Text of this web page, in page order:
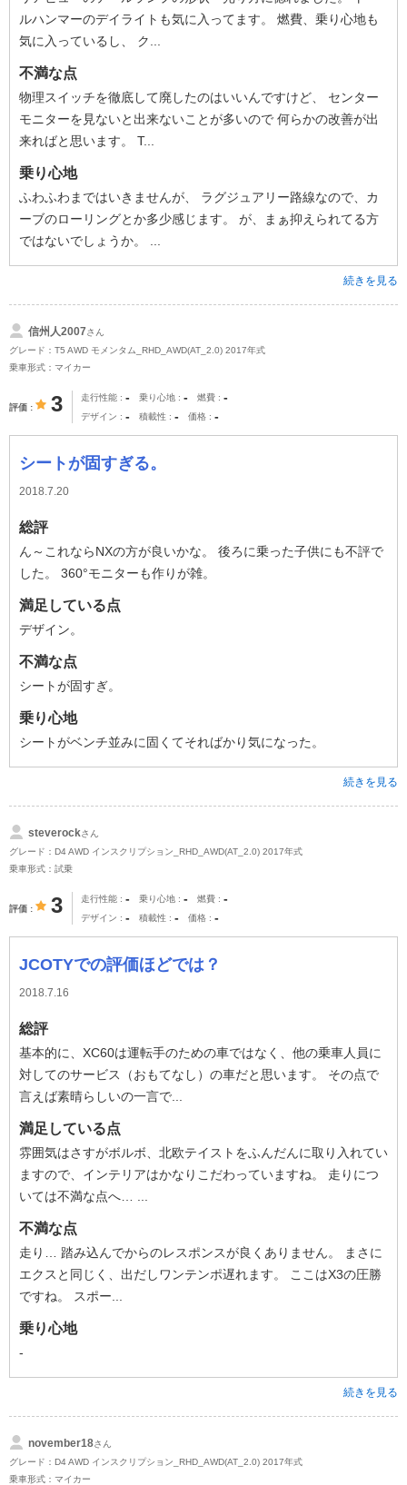
ルハンマーのデイライトも気に入ってます。 燃費、乗り心地も
気に入っているし、 ク...
不満な点
物理スイッチを徹底して廃したのはいいんですけど、 センター
モニターを見ないと出来ないことが多いので 何らかの改善が出
来ればと思います。 T...
乗り心地
ふわふわまではいきませんが、 ラグジュアリー路線なので、カ
ーブのローリングとか多少感じます。 が、まぁ抑えられてる方
ではないでしょうか。 ...
続きを見る
信州人2007さん
グレード：T5 AWD モメンタム_RHD_AWD(AT_2.0) 2017年式
乗車形式：マイカー
評価 3 走行性能 - 乗り心地 - 燃費 -
デザイン - 積載性 - 価格 -
シートが固すぎる。
2018.7.20
総評
ん～これならNXの方が良いかな。 後ろに乗った子供にも不評で
した。 360°モニターも作りが雑。
満足している点
デザイン。
不満な点
シートが固すぎ。
乗り心地
シートがベンチ並みに固くてそればかり気になった。
続きを見る
steverockさん
グレード：D4 AWD インスクリプション_RHD_AWD(AT_2.0) 2017年式
乗車形式：試乗
評価 3 走行性能 - 乗り心地 - 燃費 -
デザイン - 積載性 - 価格 -
JCOTYでの評価ほどでは？
2018.7.16
総評
基本的に、XC60は運転手のための車ではなく、他の乗車人員に
対してのサービス（おもてなし）の車だと思います。 その点で
言えば素晴らしいの一言で...
満足している点
雰囲気はさすがボルボ、北欧テイストをふんだんに取り入れてい
ますので、インテリアはかなりこだわっていますね。 走りにつ
いては不満な点へ… ...
不満な点
走り… 踏み込んでからのレスポンスが良くありません。 まさに
エクスと同じく、出だしワンテンポ遅れます。 ここはX3の圧勝
ですね。 スポー...
乗り心地
-
続きを見る
november18さん
グレード：D4 AWD インスクリプション_RHD_AWD(AT_2.0) 2017年式
乗車形式：マイカー